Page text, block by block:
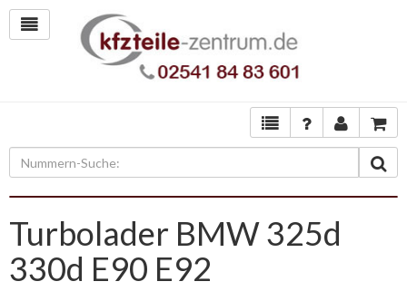
Turbolader BMW 325d
330d E90 E92